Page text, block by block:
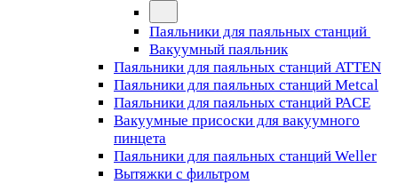
Паяльники для паяльных станций
Вакуумный паяльник
Паяльники для паяльных станций ATTEN
Паяльники для паяльных станций Metcal
Паяльники для паяльных станций PACE
Вакуумные присоски для вакуумного
пинцета
Паяльники для паяльных станций Weller
Вытяжки с фильтром